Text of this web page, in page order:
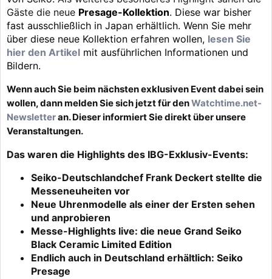
Gäste die neue Presage-Kollektion. Diese war bisher
fast ausschließlich in Japan erhältlich. Wenn Sie mehr
über diese neue Kollektion erfahren wollen, lesen Sie
hier den Artikel mit ausführlichen Informationen und
Bildern.
Wenn auch Sie beim nächsten exklusiven Event dabei sein
wollen, dann melden Sie sich jetzt für denWatchtime.net-
Newsletteran. Dieser informiert Sie direkt über unsere
Veranstaltungen.
Das waren die Highlights des IBG-Exklusiv-Events:
Seiko-Deutschlandchef Frank Deckert stellte die
Messeneuheiten vor
Neue Uhrenmodelle als einer der Ersten sehen
und anprobieren
Messe-Highlights live: die neue Grand Seiko
Black Ceramic Limited Edition
Endlich auch in Deutschland erhältlich: Seiko
Presage